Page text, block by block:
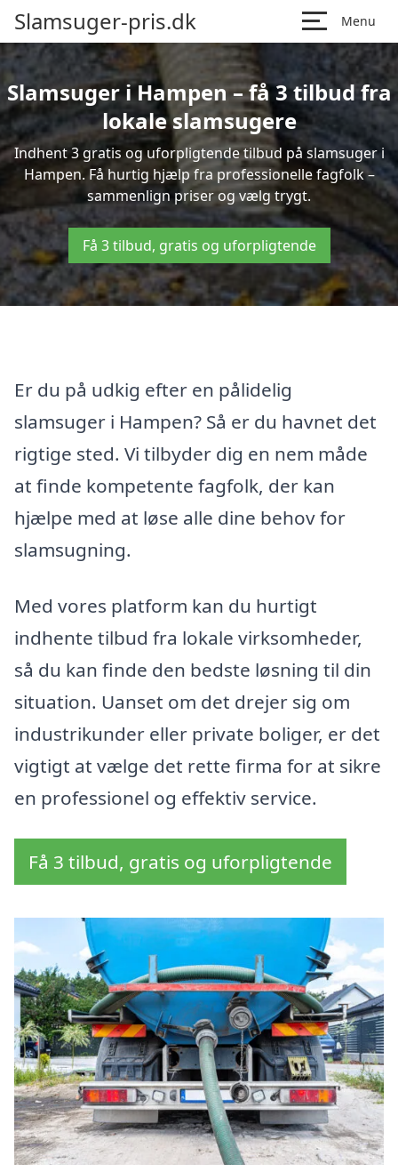
Slamsuger-pris.dk Menu
Slamsuger i Hampen – få 3 tilbud fra
lokale slamsugere
Indhent 3 gratis og uforpligtende tilbud på slamsuger i
Hampen. Få hurtig hjælp fra professionelle fagfolk –
sammenlign priser og vælg trygt.
Få 3 tilbud, gratis og uforpligtende
Er du på udkig efter en pålidelig
slamsuger i Hampen? Så er du havnet det
rigtige sted. Vi tilbyder dig en nem måde
at finde kompetente fagfolk, der kan
hjælpe med at løse alle dine behov for
slamsugning.
Med vores platform kan du hurtigt
indhente tilbud fra lokale virksomheder,
så du kan finde den bedste løsning til din
situation. Uanset om det drejer sig om
industrikunder eller private boliger, er det
vigtigt at vælge det rette firma for at sikre
en professionel og effektiv service.
Få 3 tilbud, gratis og uforpligtende